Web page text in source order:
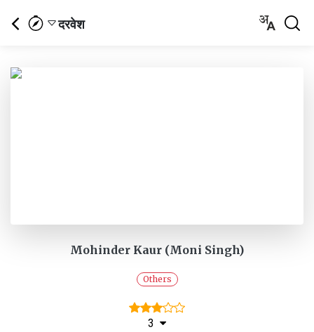
दरवेश
Mohinder Kaur (Moni Singh)
Others
3